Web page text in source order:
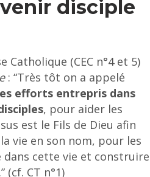
disciple
Catholique (CEC n°4 et 5)
: “Très tôt on a appelé
efforts entrepris dans
, pour aider les
est le Fils de Dieu afin
vie en son nom, pour les
cette vie et construire
(cf. CT n°1)